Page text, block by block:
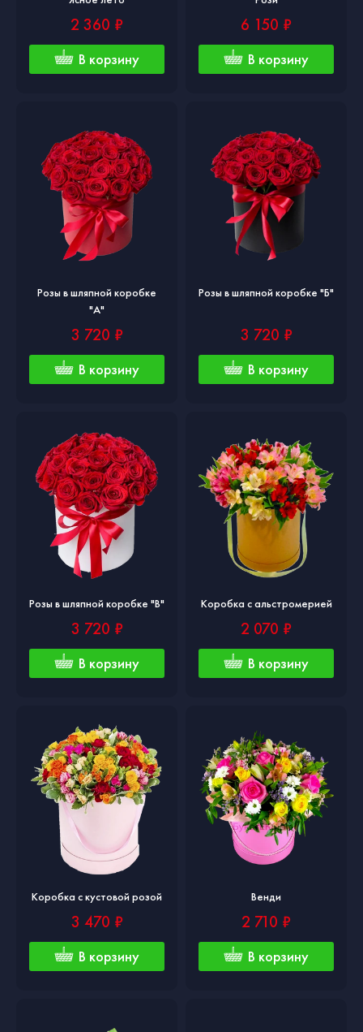
2 360 ₽
В корзину
6 150 ₽
В корзину
Розы в шляпной коробке
"А"
3 720 ₽
В корзину
Розы в шляпной коробке "Б"
3 720 ₽
В корзину
Розы в шляпной коробке "В"
3 720 ₽
В корзину
Коробка с альстромерией
2 070 ₽
В корзину
Коробка с кустовой розой
3 470 ₽
В корзину
Венди
2 710 ₽
В корзину